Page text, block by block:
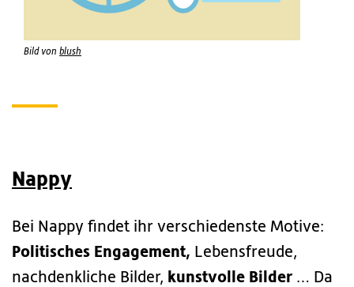
Bild von blush
Nappy
Bei Nappy findet ihr verschiedenste Motive:
Politisches Engagement, Lebensfreude,
nachdenkliche Bilder, kunstvolle Bilder … Da